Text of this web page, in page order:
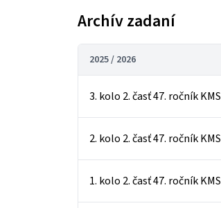
Archív zadaní
2025 / 2026
3. kolo 2. časť 47. ročník KMS
2. kolo 2. časť 47. ročník KMS
1. kolo 2. časť 47. ročník KMS